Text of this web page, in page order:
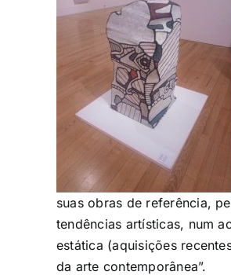
suas obras de referência,
tendências artísticas, num
estática (aquisições
da arte contemporânea”.